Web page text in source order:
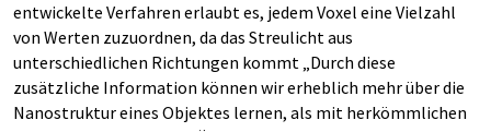
entwickelte Verfahren erlaubt es, jedem Voxel eine Vielzahl
von Werten zuzuordnen, da das Streulicht aus
unterschiedlichen Richtungen kommt „Durch diese
zusätzliche Information können wir erheblich mehr über die
Nanostruktur eines Objektes lernen, als mit herkömmlichen